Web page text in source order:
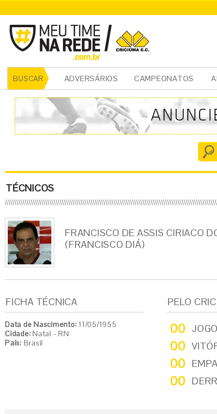
BUSCAR ADVERSÁRIOS CAMPEONATOS
TÉCNICOS
FRANCISCO DE ASSIS CIRIACO
(FRANCISCO DIÁ)
FICHA TÉCNICA
Data de Nascimento: 11/05/1955
Cidade: Natal - RN
País: Brasil
PELO
00
00
00
00